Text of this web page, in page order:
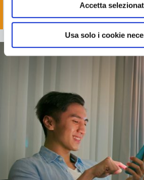
Accetta
Usa solo i cookie
PUN variabile per ogni ora PUN orario più lo
** Corrispettivo fisso annuo: 144 €/anno.